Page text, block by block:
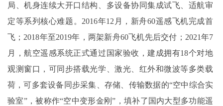
局、机身连续大开口结构、多设备协同集成试飞、适航审
定等系列核心难题。2016年12月，新舟60遥感飞机完成首
飞；2018年至2019年，两架新舟60飞机先后交付；2021年7
月，航空遥感系统正式通过国家验收，建成拥有18个对地
观测窗口，可同步搭载光学、激光、红外和微波等多类载
荷，可多套设备同步采集、存储、传输数据的“空中综合实
验室”，被称作“空中变形金刚”，填补了国内大型多功能遥